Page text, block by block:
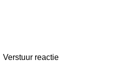
Verstuur reactie